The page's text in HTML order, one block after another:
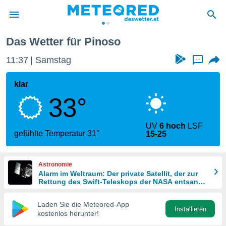
wurde
dass
sind.
diese
Das Wetter für Pinoso
11:37 Samstag ...
klar
33°
gefühlte Temperatur 31°
UV6 hoch LSF
15-25
Astronomie
Alarm im Weltraum: Der private Satellit, der zur
Rettung des Swift-Teleskops der NASA entsandt
Laden Sie die Meteored-App
kostenlos herunter!
Installieren